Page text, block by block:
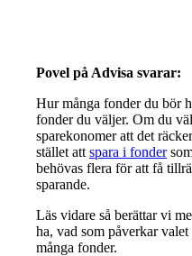
Povel på Advisa svarar:
Hur många fonder du bör
fonder du väljer. Om du
sparekonomer att det
stället att spara i fonder
behövas flera för att få
sparande.
Läs vidare så berättar vi
ha, vad som påverkar
många fonder.